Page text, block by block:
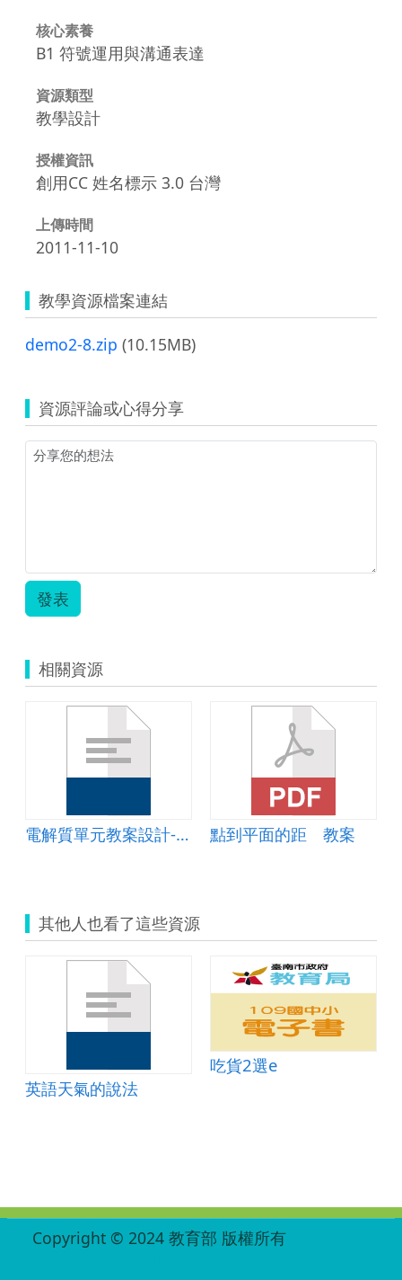
核心素養
B1 符號運用與溝通表達
資源類型
教學設計
授權資訊
創用CC 姓名標示 3.0 台灣
上傳時間
2011-11-10
教學資源檔案連結
demo2-8.zip (10.15MB)
資源評論或心得分享
發表
相關資源
電解質單元教案設計-學習單 點到平面的距離教案
其他人也看了這些資源
英語天氣的說法
吃貨2選e
Copyright © 2024 教育部 版權所有